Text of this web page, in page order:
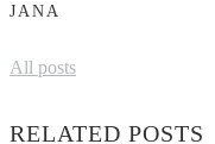
JANA
All posts
RELATED POSTS